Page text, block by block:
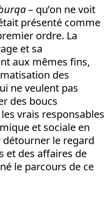
– qu’on ne voit
présenté comme
ordre. La
et sa
aux mêmes fins,
des
ne veulent pas
des boucs
vrais responsables
et sociale en
le regard
et des affaires de
le parcours de ce